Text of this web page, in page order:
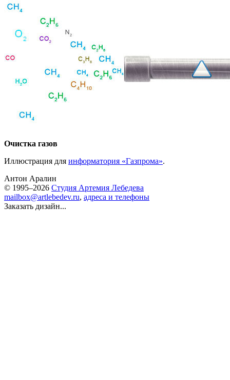
Очистка газов
Иллюстрация для информатория «Газпрома».
Антон Аралин
© 1995–2026 Студия Артемия Лебедева
mailbox@artlebedev.ru, адреса и телефоны
Заказать дизайн...